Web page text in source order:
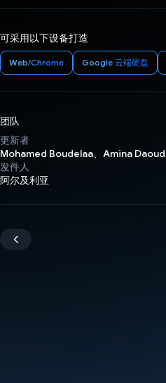
可采用以下设备打造
Web/Chrome Google 云端硬盘
团队
更新者
Mohamed Boudelaa、Amina Daoud
发件人
阿尔及利亚